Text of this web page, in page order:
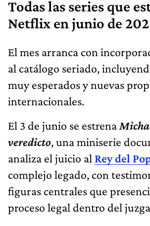
Todas las series que
Netflix en junio de
El mes arranca con
al catálogo seriado,
muy esperados y nuevas
internacionales.
El 3 de junio se estrena
veredicto, una miniserie
analiza el juicio al Rey del
complejo legado, con
figuras centrales que
proceso legal dentro del